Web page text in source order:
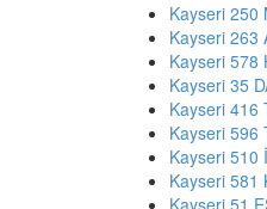
Kayseri 250
Kayseri 263
Kayseri 578
Kayseri 35
Kayseri 416
Kayseri 596
Kayseri 510
Kayseri 581
Kayseri 51